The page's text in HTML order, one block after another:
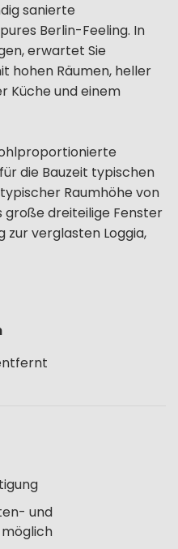
sanierte
Berlin-Feeling. In
erwartet Sie
hohen Räumen, heller
Küche und einem
die Bauzeit typischen
Raumhöhe von
große dreiteilige Fenster
zur verglasten Loggia,
und